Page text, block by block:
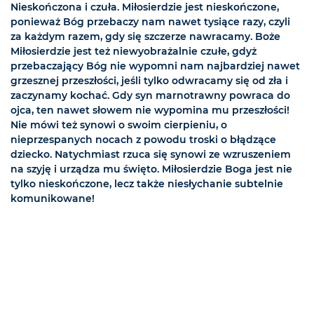
Nieskończona i czuła. Miłosierdzie jest nieskończone,
ponieważ Bóg przebaczy nam nawet tysiące razy, czyli
za każdym razem, gdy się szczerze nawracamy. Boże
Miłosierdzie jest też niewyobrażalnie czułe, gdyż
przebaczający Bóg nie wypomni nam najbardziej nawet
grzesznej przeszłości, jeśli tylko odwracamy się od zła i
zaczynamy kochać. Gdy syn marnotrawny powraca do
ojca, ten nawet słowem nie wypomina mu przeszłości!
Nie mówi też synowi o swoim cierpieniu, o
nieprzespanych nocach z powodu troski o błądzące
dziecko. Natychmiast rzuca się synowi ze wzruszeniem
na szyję i urządza mu święto. Miłosierdzie Boga jest nie
tylko nieskończone, lecz także niesłychanie subtelnie
komunikowane!